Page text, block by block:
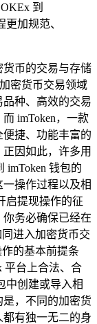
到
加规范、
币的交易与存储
密货币交易领域
种、高效的交易
imToken，一款
捷、功能丰富的
因如此，许多用
imToken 钱包的
操作过程以及相
启提现操作的征
务必确保已经在
进入加密货币交
的基本前提条
平台上合法、合
中创建或导入相
，不同的加密货
有独一无二的身